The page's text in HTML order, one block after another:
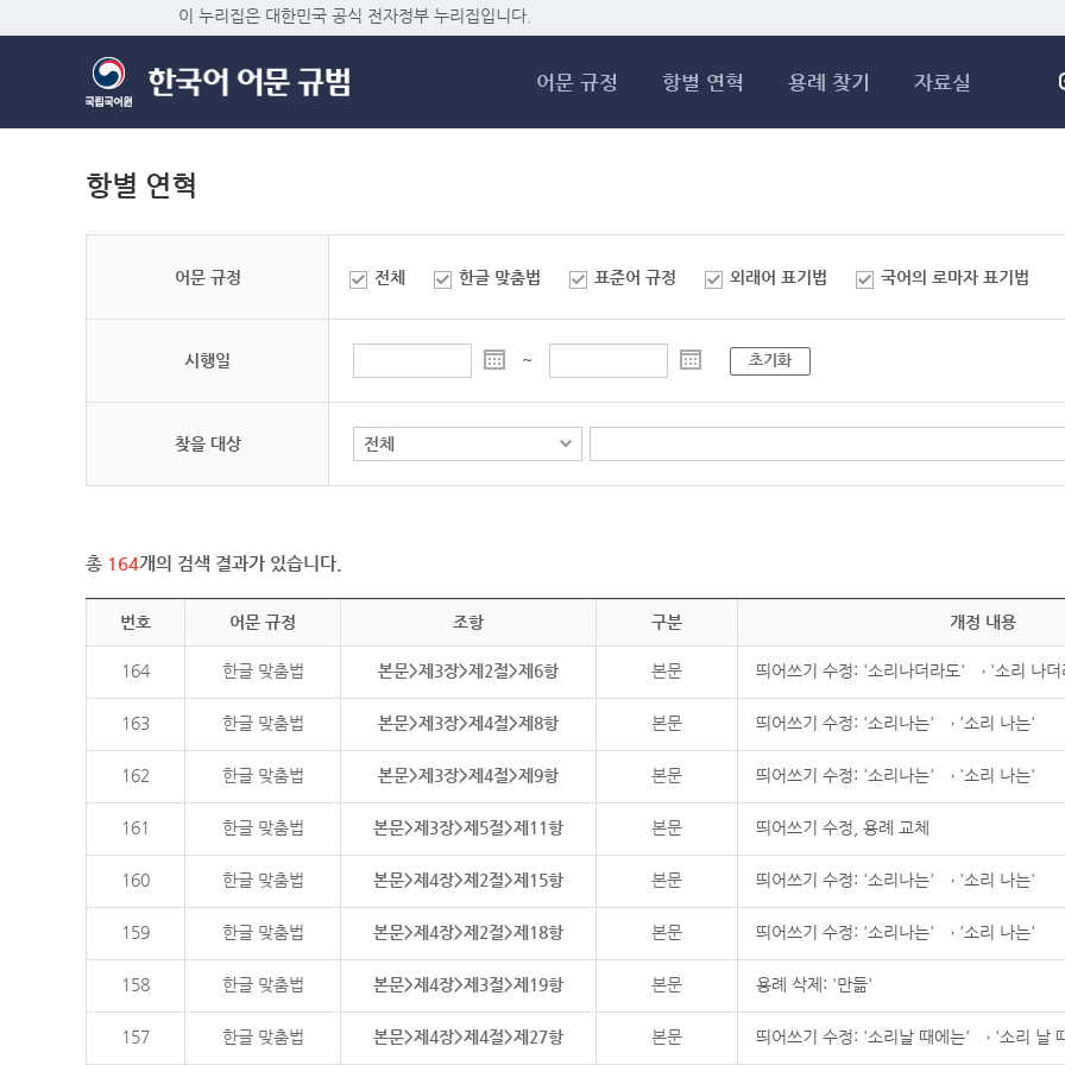
이 누리집은 대한민국 공식 전자정부 누리집입니다.
어문 규정 항별 연혁 용례 찾기 자료실
항별 연혁
어문 규정 전체 한글 맞춤법 표준어 규정 외래어 표기법 국어의 로마자 표기법
시행일 ~ 초기화
찾을 대상
총 164개의 검색 결과가 있습니다.
번호 어문 규정 조항 구분 개정 내용
164 한글 맞춤법 본문>제3장>제2절>제6항 본문 띄어쓰기 수정: '소리나더라도' → '소리 나더
163 한글 맞춤법 본문>제3장>제4절>제8항 본문 띄어쓰기 수정: '소리나는' → '소리 나는'
162 한글 맞춤법 본문>제3장>제4절>제9항 본문 띄어쓰기 수정: '소리나는' → '소리 나는'
161 한글 맞춤법 본문>제3장>제5절>제11항 본문 띄어쓰기 수정, 용례 교체
160 한글 맞춤법 본문>제4장>제2절>제15항 본문 띄어쓰기 수정: '소리나는' → '소리 나는'
159 한글 맞춤법 본문>제4장>제2절>제18항 본문 띄어쓰기 수정: '소리나는' → '소리 나는'
158 한글 맞춤법 본문>제4장>제3절>제19항 본문 용례 삭제: '만듦'
157 한글 맞춤법 본문>제4장>제4절>제27항 본문 띄어쓰기 수정: '소리날 때에는' → '소리 날